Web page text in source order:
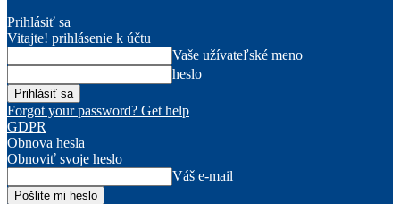
Prihlásiť sa
Vitajte! prihlásenie k účtu
Vaše užívateľské meno
heslo
Forgot your password? Get help
GDPR
Obnova hesla
Obnoviť svoje heslo
Váš e-mail